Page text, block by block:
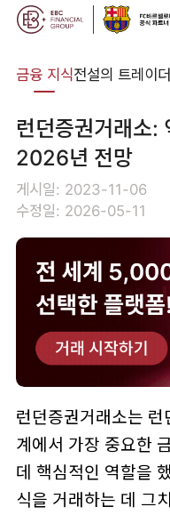
금융 지식전설의 트레이더
런던증권거래소:
2026년 전망
게시일: 2023-11-06
수정일: 2026-05-11
런던증권거래소는 런
계에서 가장 중요한
데 핵심적인 역할을
식을 거래하는 데 그